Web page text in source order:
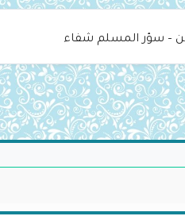
– سؤر المسلم شفاء